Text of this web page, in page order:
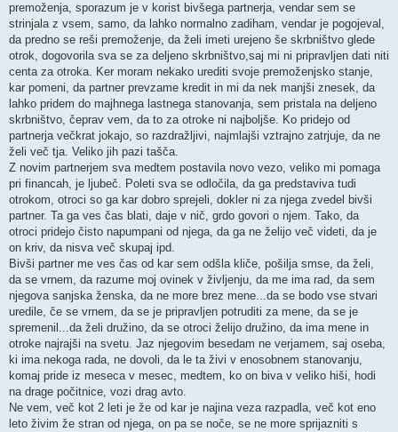
premoženja, sporazum je v korist bivšega partnerja, vendar sem se
strinjala z vsem, samo, da lahko normalno zadiham, vendar je pogojeval,
da predno se reši premoženje, da želi imeti urejeno še skrbništvo glede
otrok, dogovorila sva se za deljeno skrbništvo,saj mi ni pripravljen dati niti
centa za otroka. Ker moram nekako urediti svoje premoženjsko stanje,
kar pomeni, da partner prevzame kredit in mi da nek manjši znesek, da
lahko pridem do majhnega lastnega stanovanja, sem pristala na deljeno
skrbništvo, čeprav vem, da to za otroke ni najboljše. Ko pridejo od
partnerja večkrat jokajo, so razdražljivi, najmlajši vztrajno zatrjuje, da ne
želi več tja. Veliko jih pazi tašča.
Z novim partnerjem sva medtem postavila novo vezo, veliko mi pomaga
pri financah, je ljubeč. Poleti sva se odločila, da ga predstaviva tudi
otrokom, otroci so ga kar dobro sprejeli, dokler ni za njega zvedel bivši
partner. Ta ga ves čas blati, daje v nič, grdo govori o njem. Tako, da
otroci pridejo čisto napumpani od njega, da ga ne želijo več videti, da je
on kriv, da nisva več skupaj ipd.
Bivši partner me ves čas od kar sem odšla kliče, pošilja smse, da želi,
da se vrnem, da razume moj ovinek v življenju, da me ima rad, da sem
njegova sanjska ženska, da ne more brez mene...da se bodo vse stvari
uredile, če se vrnem, da se je pripravljen potruditi za mene, da se je
spremenil...da želi družino, da se otroci želijo družino, da ima mene in
otroke najrajši na svetu. Jaz njegovim besedam ne verjamem, saj oseba,
ki ima nekoga rada, ne dovoli, da le ta živi v enosobnem stanovanju,
komaj pride iz meseca v mesec, medtem, ko on biva v veliko hiši, hodi
na drage počitnice, vozi drag avto.
Ne vem, več kot 2 leti je že od kar je najina veza razpadla, več kot eno
leto živim že stran od njega, on pa se noče, se ne more sprijazniti s